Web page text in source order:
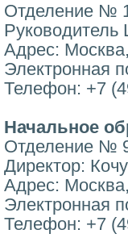
Отделение №
Адрес:
Электронная
Телефон: +7
Начальное
Отделение №
Директор:
Адрес:
Электронная
Телефон: +7